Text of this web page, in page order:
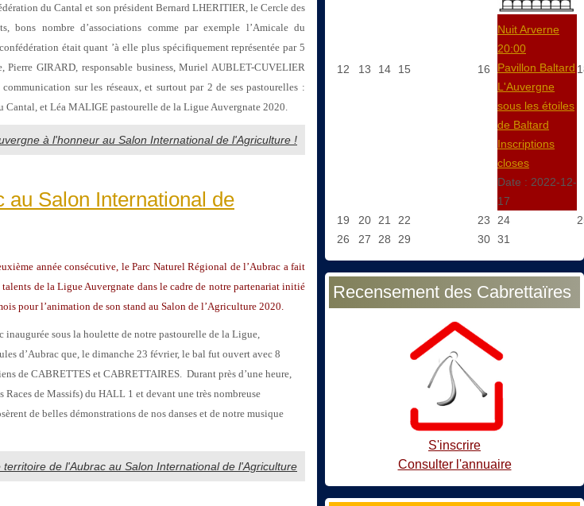
du Cantal et son président Bernard LHERITIER, le Cercle des
bons nombre d’associations comme par exemple l’Amicale du
était quant ’à elle plus spécifiquement représentée par 5
Pierre GIRARD, responsable business, Muriel AUBLET-CUVELIER
sur les réseaux, et surtout par 2 de ses pastourelles :
et Léa MALIGE pastourelle de la Ligue Auvergnate 2020.
à l'honneur au Salon International de l'Agriculture !
au Salon International de
année consécutive, le Parc Naturel Régional de l’Aubrac a fait
talents de la Ligue Auvergnate dans le cadre de notre partenariat initié
pour l’animation de son stand au Salon de l’Agriculture 2020.
inaugurée sous la houlette de notre pastourelle de la Ligue,
d’Aubrac que, le dimanche 23 février, le bal fut ouvert avec 8
de CABRETTES et CABRETTAIRES. Durant près d’une heure,
de Massifs) du HALL 1 et devant une très nombreuse
de belles démonstrations de nos danses et de notre musique
territoire de l'Aubrac au Salon International de l'Agriculture
12 13 14 15 16
Nuit Arverne
20:00
Pavillon Baltard
L'Auvergne
sous les étoiles
de Baltard
Inscriptions
closes
Date : 2022-12-
17
19 20 21 22 23 24
26
27 28 29 30 31
Recensement des Cabrettaïres
S'inscrire
Consulter l'annuaire